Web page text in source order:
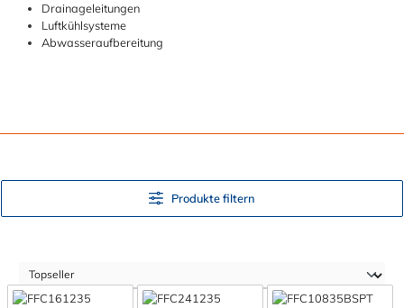
Drainageleitungen
Luftkühlsysteme
Abwasseraufbereitung
Produkte filtern